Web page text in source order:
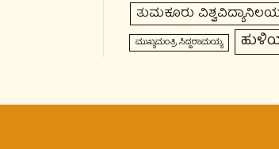
ತುಮಕೂರು
ಮುಖ್ಯಮಂತ್ರಿ ಸಿದ್ದರಾಮಯ್ಯ